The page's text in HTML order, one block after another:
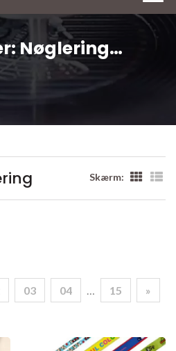
Nøglering
Tilpasset
Skærm:
03 04 … 15 »